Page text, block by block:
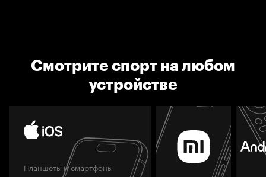
Смотрите спорт на любом
устройстве
Планшеты и смартфоны